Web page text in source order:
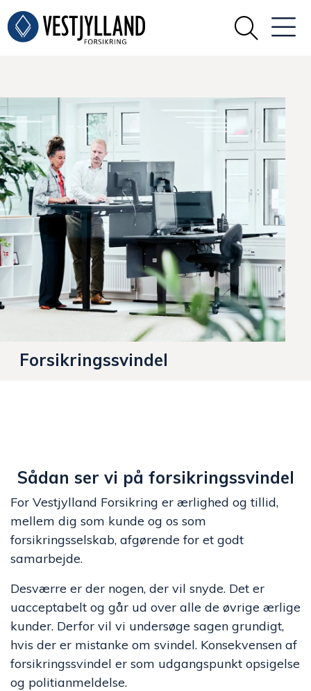
Forsikringssvindel
Sådan ser vi på forsikringssvindel
For Vestjylland Forsikring er ærlighed og tillid,
mellem dig som kunde og os som
forsikringsselskab, afgørende for et godt
samarbejde.
Desværre er der nogen, der vil snyde. Det er
uacceptabelt og går ud over alle de øvrige ærlige
kunder. Derfor vil vi undersøge sagen grundigt,
hvis der er mistanke om svindel. Konsekvensen af
forsikringssvindel er som udgangspunkt opsigelse
og politianmeldelse.